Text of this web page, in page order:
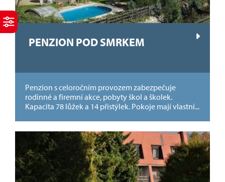
PENZION POD SMRKEM
Penzion s celoročním provozem zabezpečuje
rodinné a firemní akce, pobyty škol a školek.
Kapacita 78 lůžek a 14 přistýlek. Pokoje mají vlastní...